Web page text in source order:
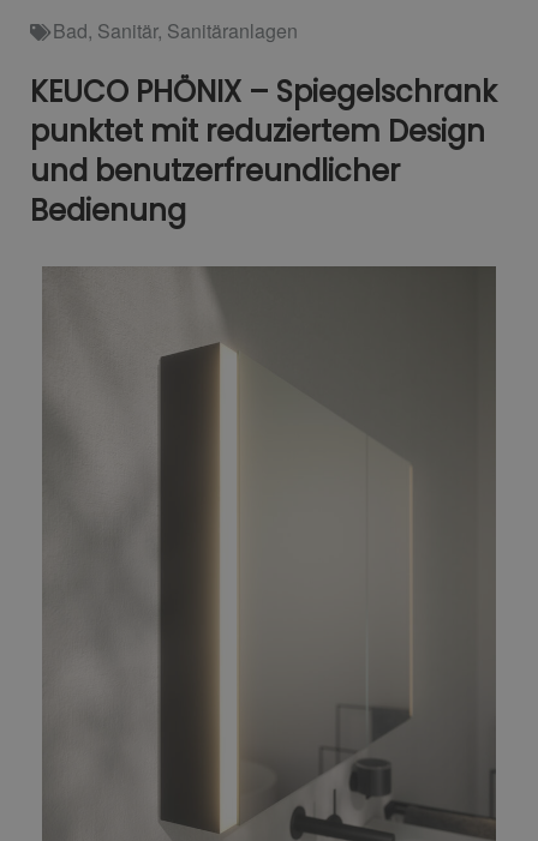
Bad, Sanitär, Sanitäranlagen
KEUCO PHÖNIX – Spiegelschrank
punktet mit reduziertem Design
und benutzerfreundlicher
Bedienung